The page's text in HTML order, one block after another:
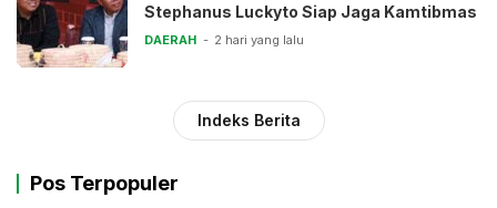
Stephanus Luckyto Siap Jaga Kamtibmas
DAERAH 2 hari yang lalu
Indeks Berita
Pos Terpopuler